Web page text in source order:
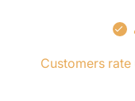
Customers